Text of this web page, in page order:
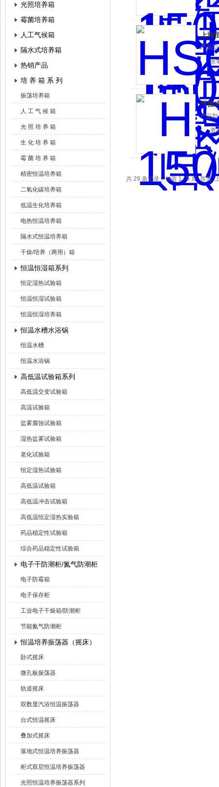
光照培养箱
霉菌培养箱
人工气候箱
隔水式培养箱
热销产品
培 养 箱 系 列
振荡培养箱
人 工 气 候 箱
光 照 培 养 箱
生 化 培 养 箱
霉 菌 培 养 箱
精密恒温培养箱
二氧化碳培养箱
低温生化培养箱
电热恒温培养箱
隔水式恒温培养箱
干燥/培养（两用）箱
恒温恒湿箱系列
恒定湿热试验箱
恒温恒湿试验箱
恒温恒湿培养箱
恒温水槽水浴锅
恒温水槽
恒温水浴锅
高低温试验箱系列
高低温交变试验箱
高温试验箱
盐雾腐蚀试验箱
湿热盐雾试验箱
老化试验箱
恒定湿热试验箱
高低温试验箱
高低温冲击试验箱
高低温恒定湿热实验箱
药品稳定性试验箱
综合药品稳定性试验箱
电子干防潮柜/氮气防潮柜
电子防霉箱
电子保存柜
工业电子干燥箱/防潮柜
节能氮气防潮柜
恒温培养振荡器（摇床）
卧式摇床
微孔板振荡器
轨道摇床
双数显汽浴恒温振荡器
台式恒温摇床
叠加式摇床
落地式恒温培养振荡器
柜式双层恒温培养振荡器
光照恒温培养振荡器系列
上海
产品型
查
平衡
产品型
查
共 29 条记录，当前 1 / 5 页 首页